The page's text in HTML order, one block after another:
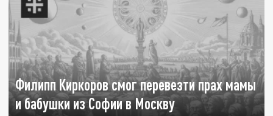
Филипп Киркоров смог перевезти прах мамы
и бабушки из Софии в Москву